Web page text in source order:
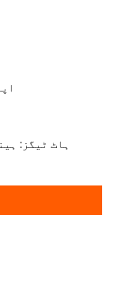
-
ہاٹ ٹیگز: